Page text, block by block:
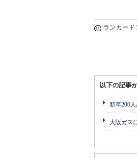
ランカード
以下の記事
新卒200
大阪ガス